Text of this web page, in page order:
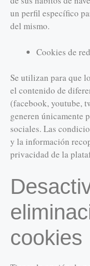
un perfil específico
del mismo.
Cookies de
Se utilizan para que
el contenido de
(facebook, youtube,
generen únicamente
sociales. Las
y la información
privacidad de la
cookies